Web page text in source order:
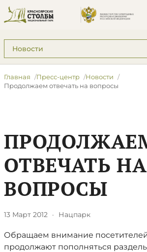
Подразделы: Пресс-центр
Главная Пресс-центр
Новости
Продолжаем отвечать на вопросы
ОТВЕЧАТЬ НА
ВОПРОСЫ
13 Март 2012 · Нацпарк
Обращаем внимание посетителей
продолжают пополняться